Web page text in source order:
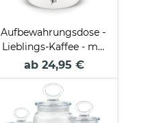
Aufbewahrungsdose -
Lieblings-Kaffee - mit
Name
ab 24,95 €